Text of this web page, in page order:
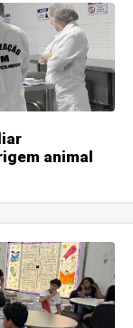
animal